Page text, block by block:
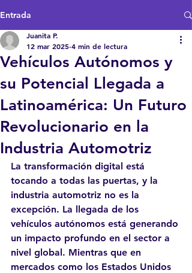
Entrada
Vehículos Autónomos y
su Potencial Llegada a
Latinoamérica: Un Futuro
Revolucionario en la
Industria Automotriz
Juanita P.
12 mar 2025 4 min de lectura
La transformación digital está
tocando a todas las puertas, y la
industria automotriz no es la
excepción. La llegada de los
vehículos autónomos está generando
un impacto profundo en el sector a
nivel global. Mientras que en
mercados como los Estados Unidos